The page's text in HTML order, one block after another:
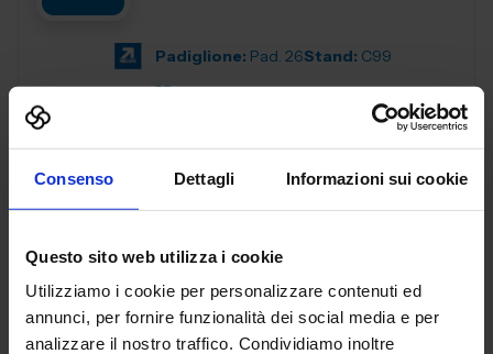
Consenso Dettagli Informazioni sui cookie
Questo sito web utilizza i cookie
Utilizziamo i cookie per personalizzare contenuti ed
annunci, per fornire funzionalità dei social media e per
analizzare il nostro traffico. Condividiamo inoltre
Padiglione: Pad. 26Stand: C99
AL.EA. SRL
SUBFORNITURA MECCANICA